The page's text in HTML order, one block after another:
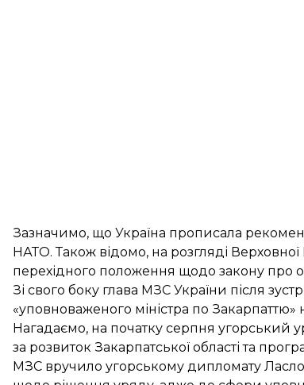
Зазначимо, що Україна прописала
НАТО. Також відомо, на розгляді
перехідного положення щодо закону про
Зі свого боку глава МЗС України після
«уповноваженого міністра по
Нагадаємо, на початку серпня угорський
за розвиток Закарпатської області та
МЗС вручило угорському дипломату Ласло